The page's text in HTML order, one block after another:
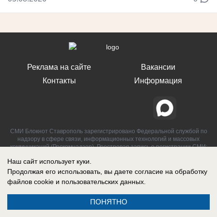
Реклама на сайте
Контакты
Вакансии
Информация
СМИ Блокнот Ставрополь зарегистрировано Федеральной службой по
надзору в сфере связи, информационных технологий и массовых
коммуникаций (Роскомнадзор). Реестровая запись о регистрации СМИ:
Эл № ФС77-62273 от 03 июля 2015 г.)
Наш сайт использует куки.
Продолжая его использовать, вы даете согласие на обработку
файлов cookie и пользовательских данных.
ПОНЯТНО